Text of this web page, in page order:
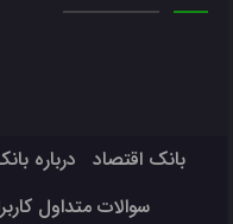
بانک اقتصاد درباره
سوالات متداول